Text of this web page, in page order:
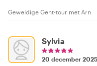
Geweldige Gent-tour met Arn
Sylvia
20 december 2025